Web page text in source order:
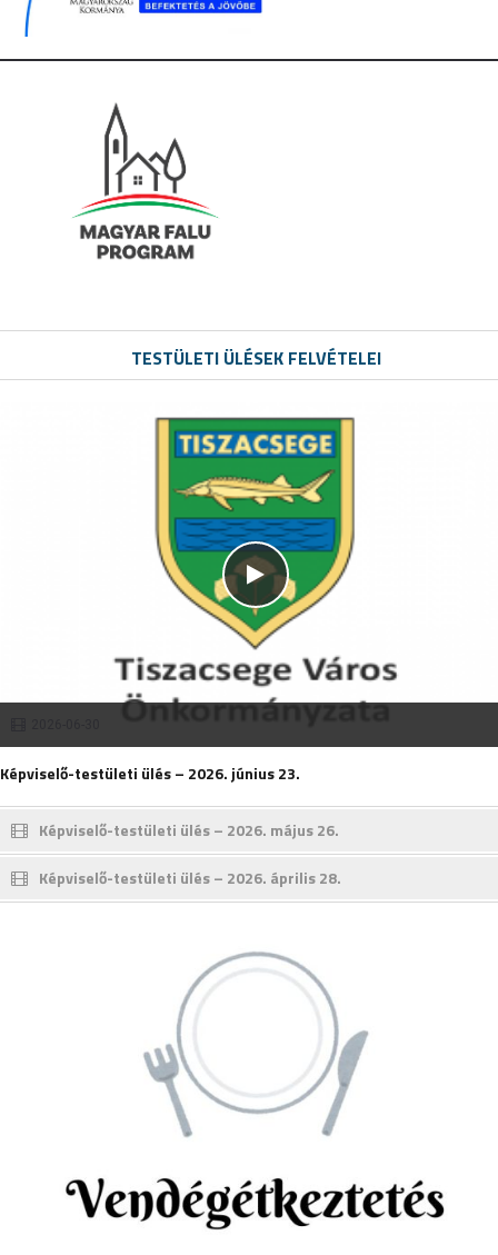
TESTÜLETI ÜLÉSEK FELVÉTELEI
Képviselő-testületi ülés – 2026. június 23.
Képviselő-testületi ülés – 2026. május 26.
Képviselő-testületi ülés – 2026. április 28.